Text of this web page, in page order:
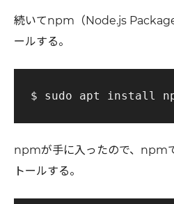
続いてnpm（Node.js
ールする。
npmが手に入ったので、npm
トールする。